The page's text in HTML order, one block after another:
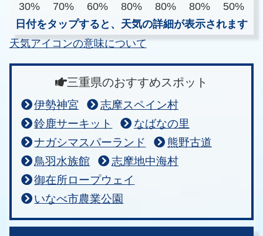
30%
70% 60% 80% 80% 80%
50%
日付をタップすると、天気の詳細が表示されます
天気アイコンの意味について
三重県のおすすめスポット
伊勢神宮
志摩スペイン村
鈴鹿サーキット
なばなの里
ナガシマスパーランド
熊野古道
鳥羽水族館
志摩地中海村
御在所ロープウェイ
いなべ市農業公園